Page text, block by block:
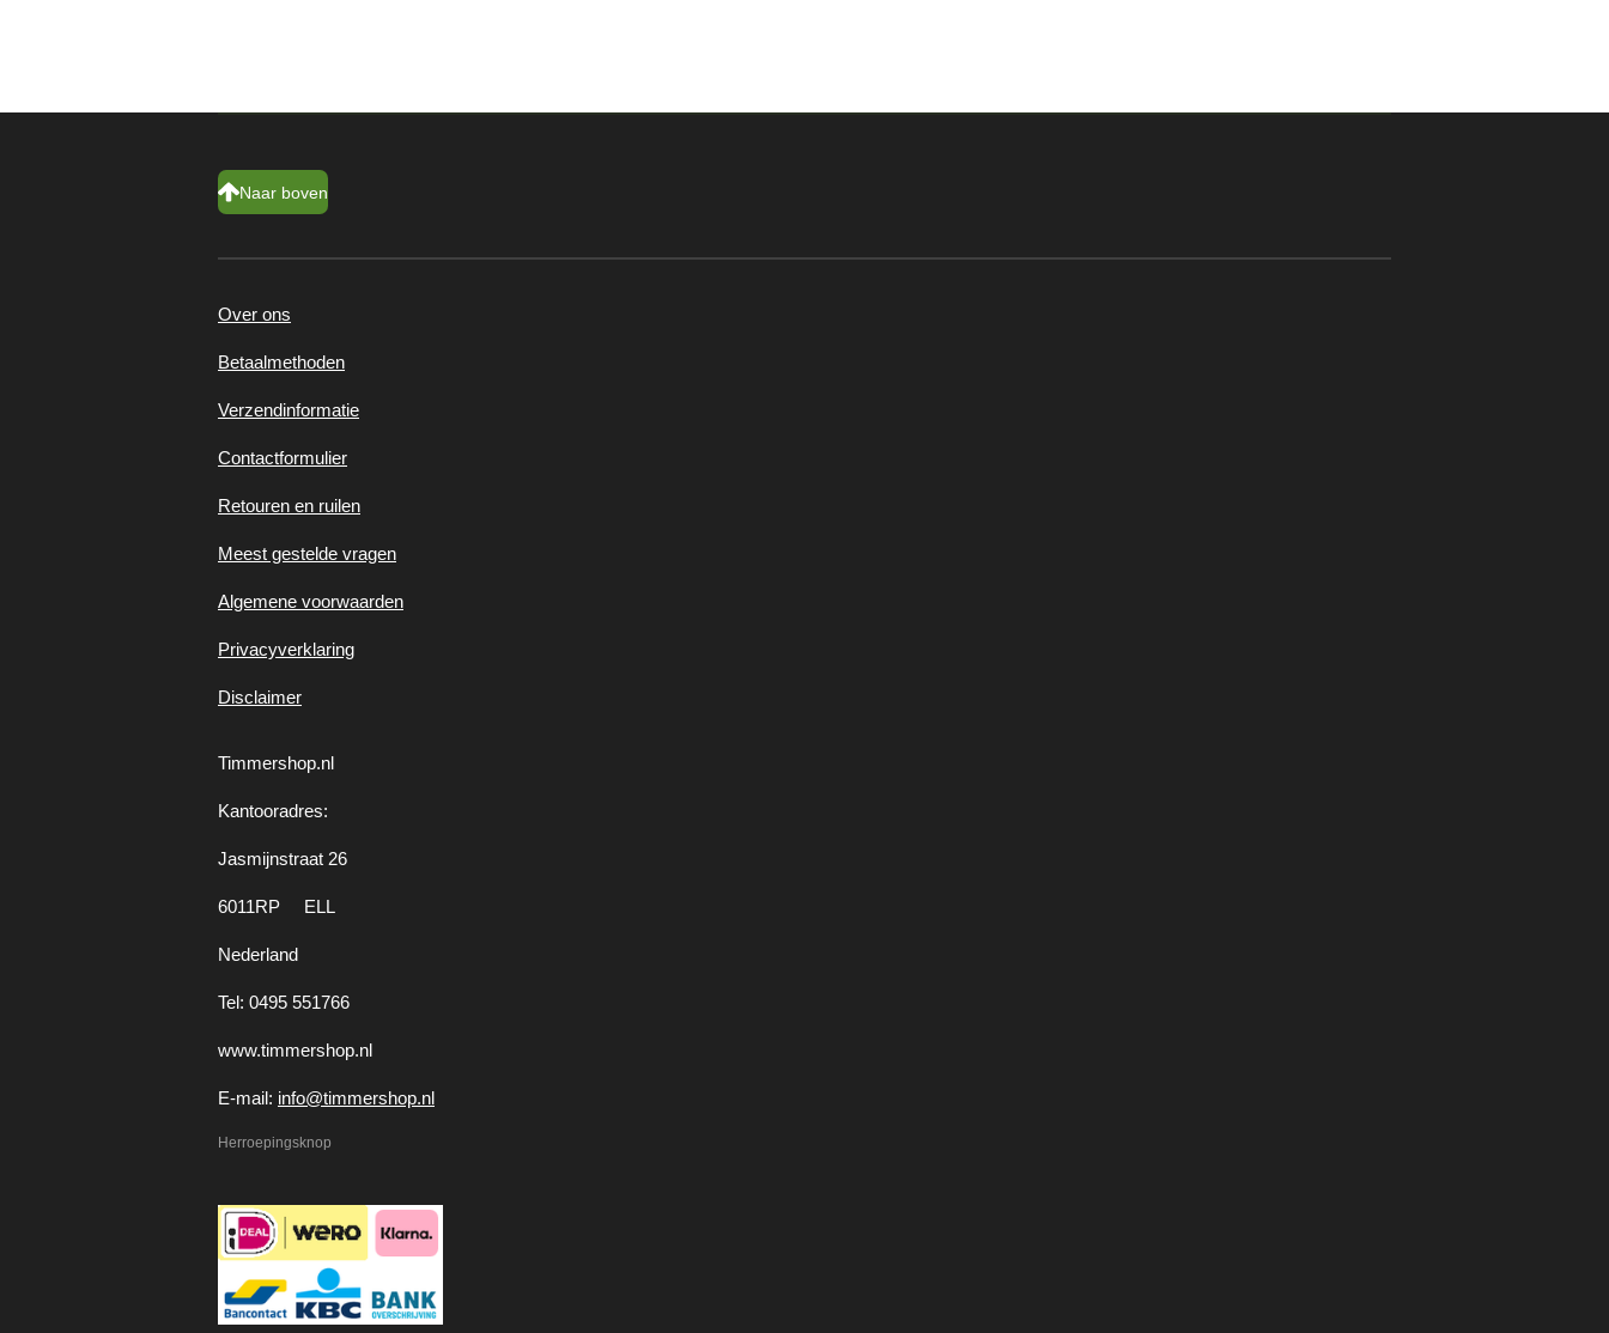
Naar boven
Over ons
Betaalmethoden
Verzendinformatie
Contactformulier
Retouren en ruilen
Meest gestelde vragen
Algemene voorwaarden
Privacyverklaring
Disclaimer
Timmershop.nl
Kantooradres:
Jasmijnstraat 26
6011RP ELL
Nederland
Tel: 0495 551766
www.timmershop.nl
E-mail: info@timmershop.nl
Herroepingsknop